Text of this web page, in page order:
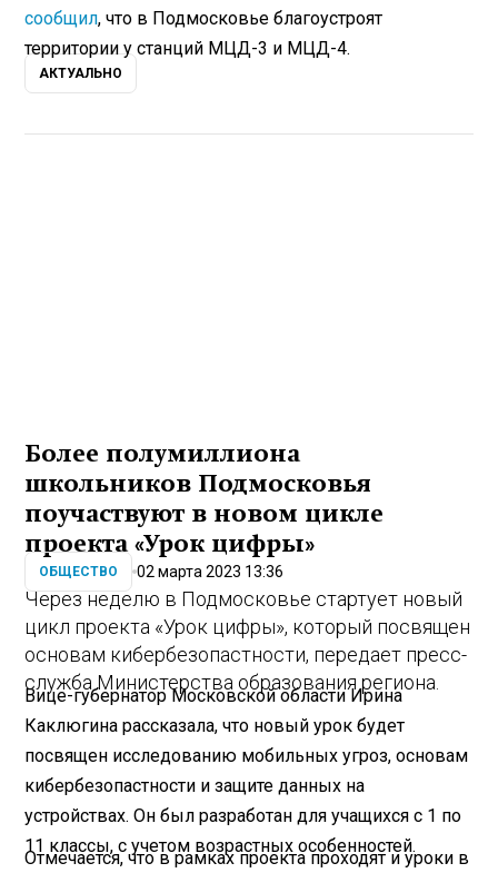
сообщил, что в Подмосковье благоустроят
территории у станций МЦД-3 и МЦД-4.
АКТУАЛЬНО
Более полумиллиона
школьников Подмосковья
поучаствуют в новом цикле
проекта «Урок цифры»
ОБЩЕСТВО 02 марта 2023 13:36
Через неделю в Подмосковье стартует новый
цикл проекта «Урок цифры», который посвящен
основам кибербезопастности, передает пресс-
служба Министерства образования региона.
Вице-губернатор Московской области Ирина
Каклюгина рассказала, что новый урок будет
посвящен исследованию мобильных угроз, основам
кибербезопастности и защите данных на
устройствах. Он был разработан для учащихся с 1 по
11 классы, с учетом возрастных особенностей.
Отмечается, что в рамках проекта проходят и уроки в